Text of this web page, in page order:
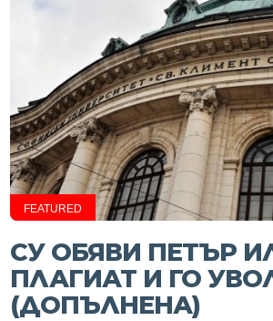
FEATURED
СУ ОБЯВИ ПЕТЪР
ПЛАГИАТ И ГО
(ДОПЪЛНЕНА)